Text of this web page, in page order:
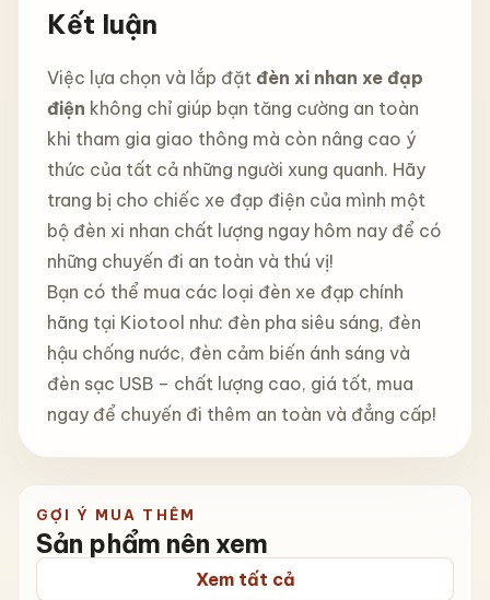
Kết luận
Việc lựa chọn và lắp đặt đèn xi nhan xe đạp
điện không chỉ giúp bạn tăng cường an toàn
khi tham gia giao thông mà còn nâng cao ý
thức của tất cả những người xung quanh. Hãy
trang bị cho chiếc xe đạp điện của mình một
bộ đèn xi nhan chất lượng ngay hôm nay để có
những chuyến đi an toàn và thú vị!
Bạn có thể mua các loại đèn xe đạp chính
hãng tại Kiotool như: đèn pha siêu sáng, đèn
hậu chống nước, đèn cảm biến ánh sáng và
đèn sạc USB – chất lượng cao, giá tốt, mua
ngay để chuyến đi thêm an toàn và đẳng cấp!
GỢI Ý MUA THÊM
Sản phẩm nên xem
Xem tất cả